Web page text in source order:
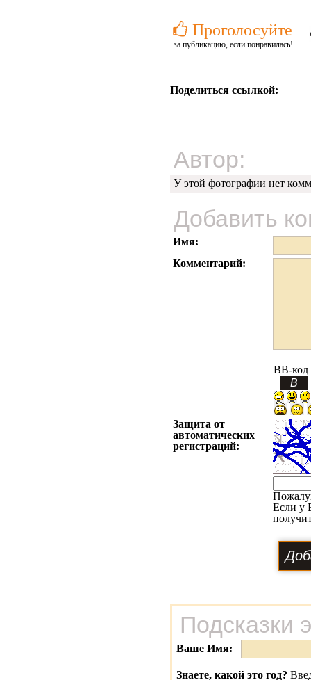
Проголосуйте
за публикацию, если понравилась!
Поделиться ссылкой:
Автор:
У этой фотографии нет
Добавить
Имя:
Комментарий:
BB-код
Защита от
автоматических
регистраций:
Если у
Подсказки
Ваше Имя:
Знаете, какой это год?